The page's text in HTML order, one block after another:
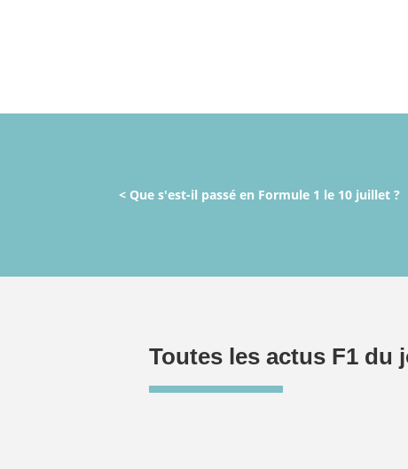
< Que s'est-il passé en Formule 1 le 10 juillet ?
Toutes les actus F1 du